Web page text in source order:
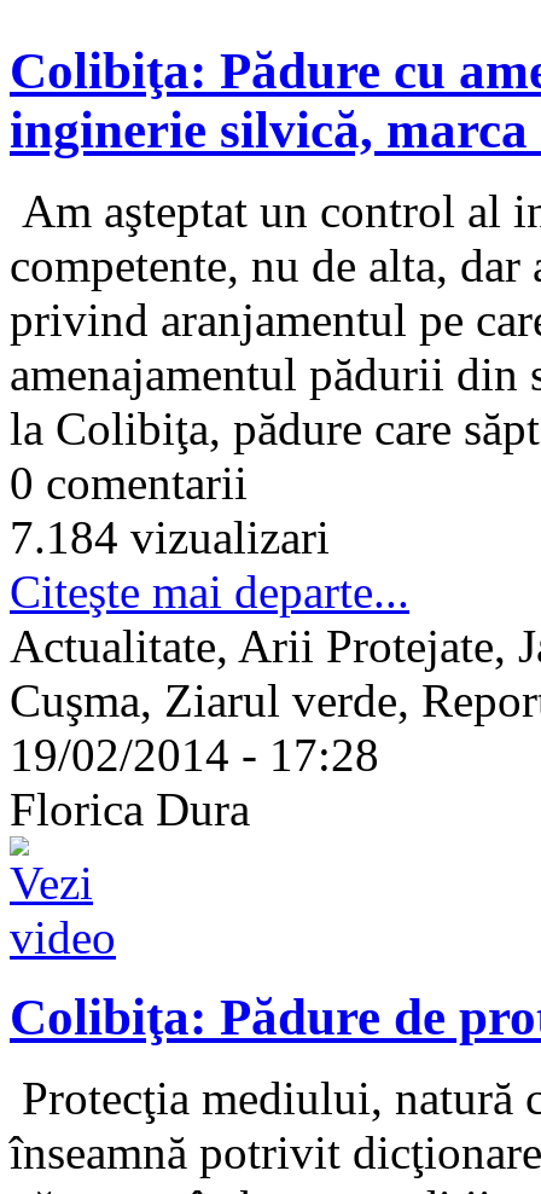
Colibiţa: Pădure cu
inginerie silvică,
Am aşteptat un control al
competente, nu de alta,
privind aranjamentul pe
amenajamentul pădurii
la Colibiţa, pădure care
0 comentarii
7.184 vizualizari
Citeşte mai departe...
Actualitate, Arii Protejate,
Cuşma, Ziarul verde,
19/02/2014 - 17:28
Florica Dura
Colibiţa: Pădure de
Protecţia mediului, natură
înseamnă potrivit